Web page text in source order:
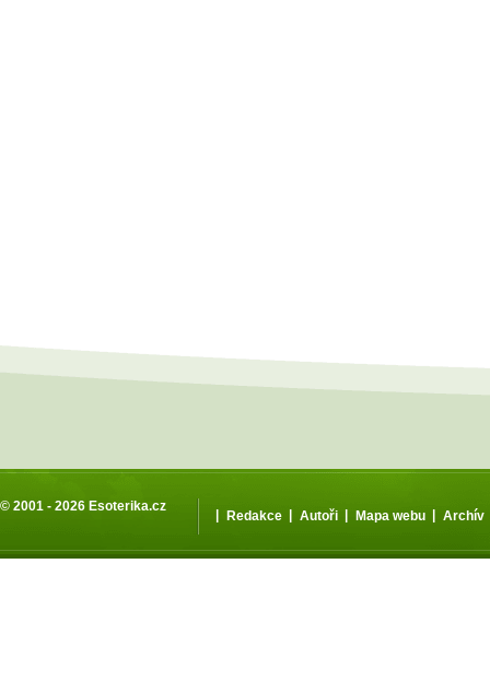
© 2001 - 2026 Esoterika.cz
| Redakce | Autoři | Mapa webu | Archív